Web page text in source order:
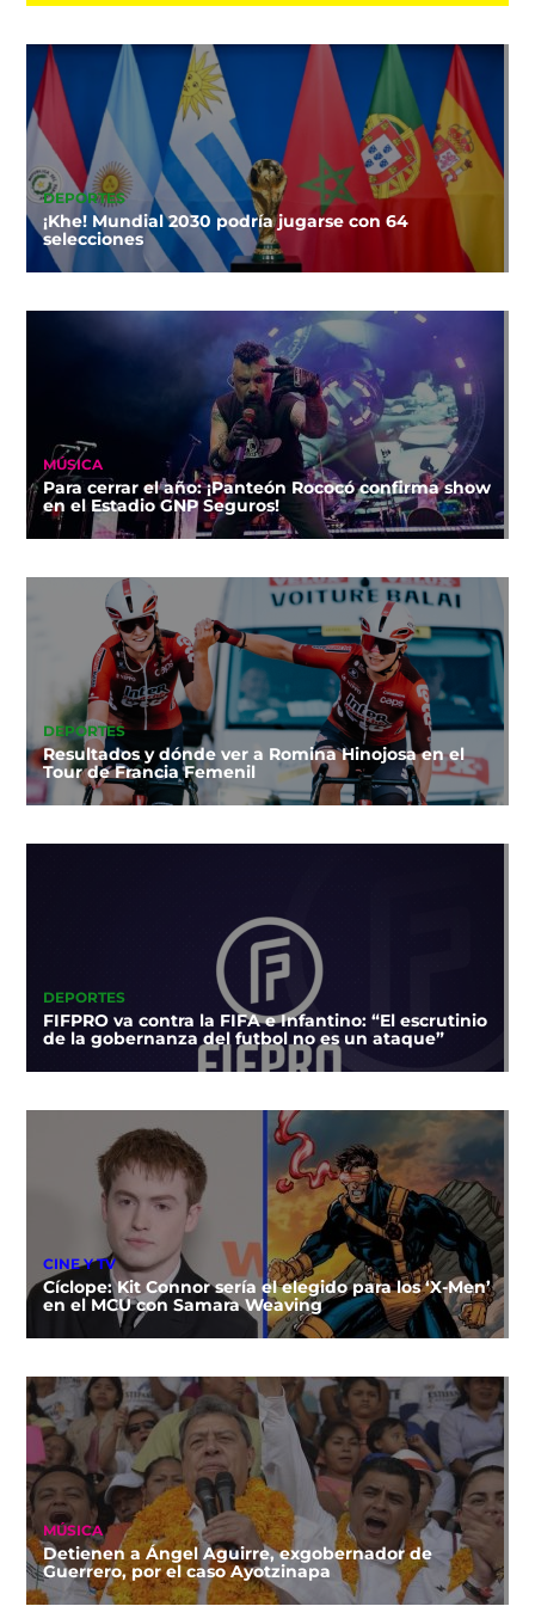
DEPORTES
¡Khe! Mundial 2030 podría jugarse con 64
selecciones
MÚSICA
Para cerrar el año: ¡Panteón Rococó confirma show
en el Estadio GNP Seguros!
DEPORTES
Resultados y dónde ver a Romina Hinojosa en el
Tour de Francia Femenil
DEPORTES
FIFPRO va contra la FIFA e Infantino: “El escrutinio
de la gobernanza del futbol no es un ataque”
CINE Y TV
Cíclope: Kit Connor sería el elegido para los ‘X-Men’
en el MCU con Samara Weaving
MÚSICA
Detienen a Ángel Aguirre, exgobernador de
Guerrero, por el caso Ayotzinapa